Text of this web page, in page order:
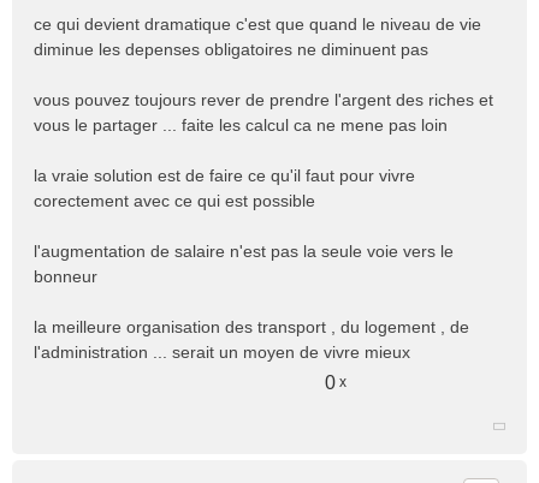
ce qui devient dramatique c'est que quand le niveau de vie
diminue les depenses obligatoires ne diminuent pas
vous pouvez toujours rever de prendre l'argent des riches et
vous le partager ... faite les calcul ca ne mene pas loin
la vraie solution est de faire ce qu'il faut pour vivre
corectement avec ce qui est possible
l'augmentation de salaire n'est pas la seule voie vers le
bonneur
la meilleure organisation des transport , du logement , de
l'administration ... serait un moyen de vivre mieux
0 x